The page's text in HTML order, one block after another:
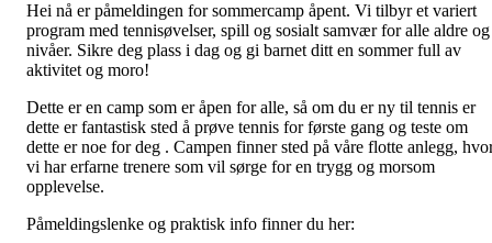
Hei nå er påmeldingen for sommercamp åpent. Vi tilbyr et variert
program med tennisøvelser, spill og sosialt samvær for alle aldre og
nivåer. Sikre deg plass i dag og gi barnet ditt en sommer full av
aktivitet og moro!
Dette er en camp som er åpen for alle, så om du er ny til tennis er
dette er fantastisk sted å prøve tennis for første gang og teste om
dette er noe for deg . Campen finner sted på våre flotte anlegg,
vi har erfarne trenere som vil sørge for en trygg og morsom
opplevelse.
Påmeldingslenke og praktisk info finner du her: